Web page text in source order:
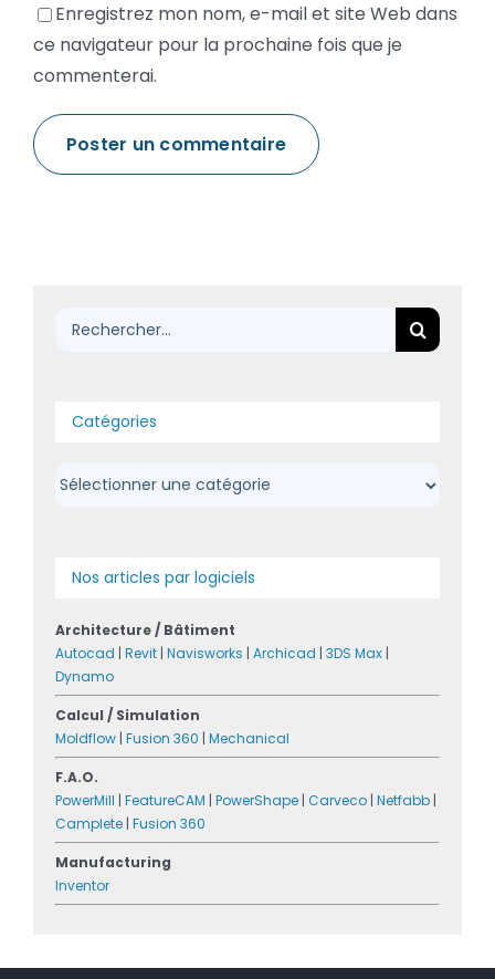
Enregistrez mon nom, e-mail et site Web dans
ce navigateur pour la prochaine fois que je
commenterai.
Rechercher:
Catégories
Catégories
Nos articles par logiciels
Architecture / Bâtiment
Autocad | Revit | Navisworks | Archicad | 3DS Max |
Dynamo
Calcul / Simulation
Moldflow | Fusion 360 | Mechanical
F.A.O.
PowerMill | FeatureCAM | PowerShape | Carveco | Netfabb |
Camplete | Fusion 360
Manufacturing
Inventor